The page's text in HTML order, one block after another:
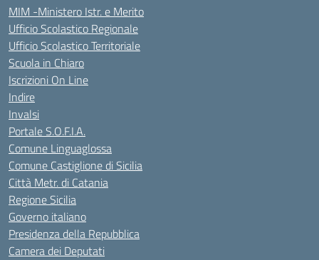
MIM -Ministero Istr. e Merito
Ufficio Scolastico Regionale
Ufficio Scolastico Territoriale
Scuola in Chiaro
Iscrizioni On Line
Indire
Invalsi
Portale S.O.F.I.A.
Comune Linguaglossa
Comune Castiglione di Sicilia
Città Metr. di Catania
Regione Sicilia
Governo italiano
Presidenza della Repubblica
Camera dei Deputati